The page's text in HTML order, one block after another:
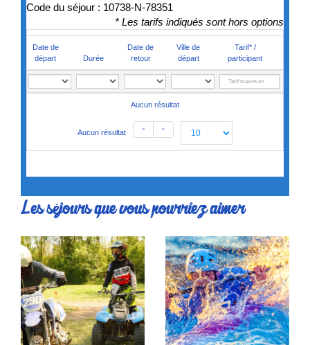
Code du séjour : 10738-N-78351
* Les tarifs indiqués sont hors options
Date de
départ
Durée
Date de
retour
Ville de
départ
Tarif* /
participant
Aucun résultat
Aucun résultat < >
Les séjours que vous pourriez aimer